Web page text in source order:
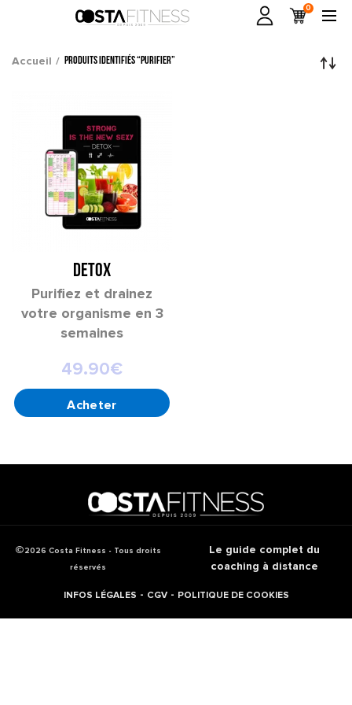
0
Accueil Produits identifiés “purifier”
DETOX
Purifiez et drainez
votre organisme en 3
semaines
49.90€
2026 Costa Fitness - Tous droits
réservés
Le guide complet du
coaching à distance
INFOS LÉGALES - CGV- POLITIQUE DE COOKIES